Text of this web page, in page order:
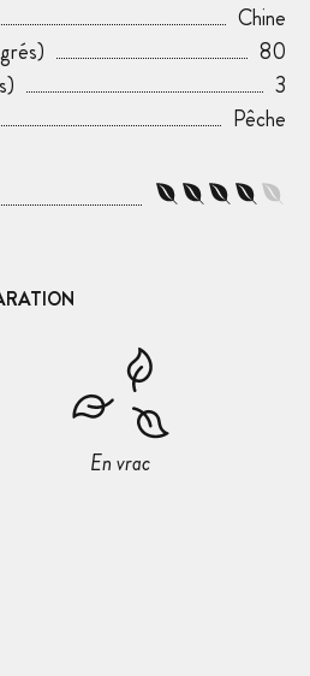
Chine
80
3
Pêche
En vrac